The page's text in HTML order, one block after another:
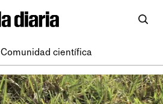
Comunidad científica